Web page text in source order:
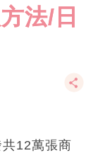
法/日
12萬張商